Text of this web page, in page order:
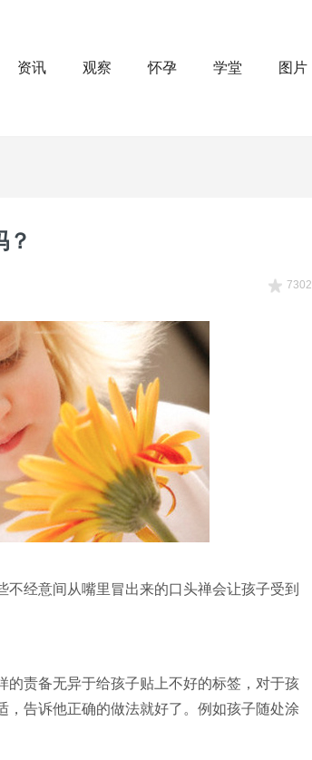
资讯 观察 怀孕 学堂 图片
？
7302
经意间从嘴里冒出来的口头禅会让孩子受到
责备无异于给孩子贴上不好的标签，对于孩
告诉他正确的做法就好了。例如孩子随处涂